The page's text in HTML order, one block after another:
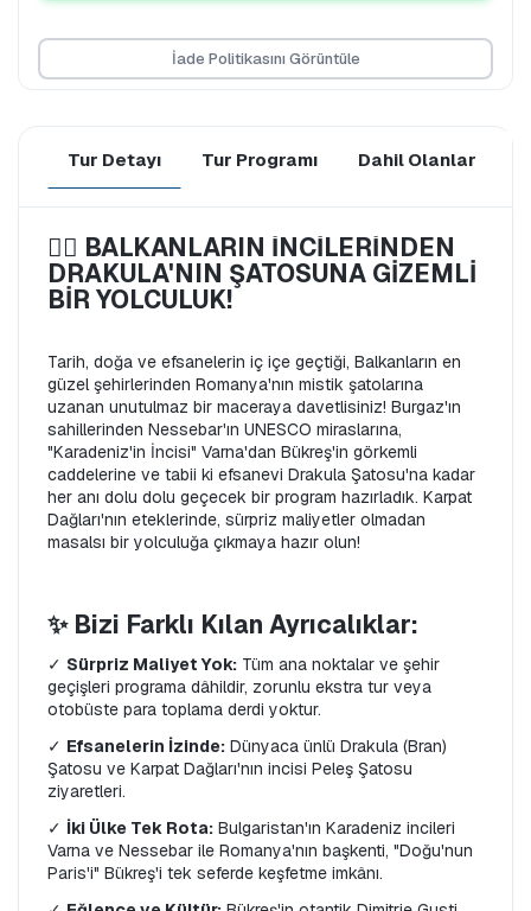
İade Politikasını Görüntüle
Tur Detayı Tur Programı Dahil Olanlar
🧛‍♂️ BALKANLARIN İNCİLERİNDEN
DRAKULA'NIN ŞATOSUNA GİZEMLİ
BİR YOLCULUK!
Tarih, doğa ve efsanelerin iç içe geçtiği, Balkanların en
güzel şehirlerinden Romanya'nın mistik şatolarına
uzanan unutulmaz bir maceraya davetlisiniz! Burgaz'ın
sahillerinden Nessebar'ın UNESCO miraslarına,
"Karadeniz'in İncisi" Varna'dan Bükreş'in görkemli
caddelerine ve tabii ki efsanevi Drakula Şatosu'na kadar
her anı dolu dolu geçecek bir program hazırladık. Karpat
Dağları'nın eteklerinde, sürpriz maliyetler olmadan
masalsı bir yolculuğa çıkmaya hazır olun!
✨ Bizi Farklı Kılan Ayrıcalıklar:
✓ Sürpriz Maliyet Yok: Tüm ana noktalar ve şehir
geçişleri programa dâhildir, zorunlu ekstra tur veya
otobüste para toplama derdi yoktur.
✓ Efsanelerin İzinde: Dünyaca ünlü Drakula (Bran)
Şatosu ve Karpat Dağları'nın incisi Peleş Şatosu
ziyaretleri.
✓ İki Ülke Tek Rota: Bulgaristan'ın Karadeniz incileri
Varna ve Nessebar ile Romanya'nın başkenti, "Doğu'nun
Paris'i" Bükreş'i tek seferde keşfetme imkânı.